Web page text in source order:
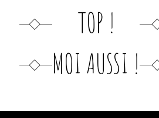
TOP !
MOI AUSSI !